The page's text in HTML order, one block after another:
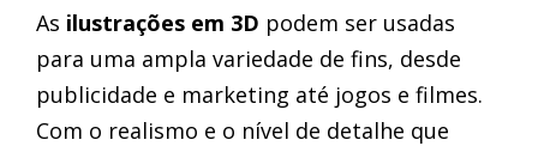
As ilustrações em 3D podem ser usadas
para uma ampla variedade de fins, desde
publicidade e marketing até jogos e filmes.
Com o realismo e o nível de detalhe que